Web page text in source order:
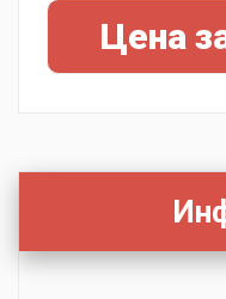
Цена